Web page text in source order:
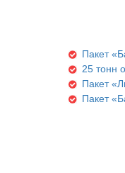
Пакет
25 тонн
Пакет
Пакет